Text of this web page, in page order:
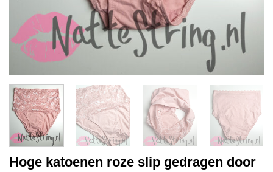
Hoge katoenen roze slip gedragen door